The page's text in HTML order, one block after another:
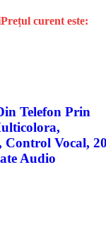
Prețul curent este:
Telefon Prin
Vocal,
Audio